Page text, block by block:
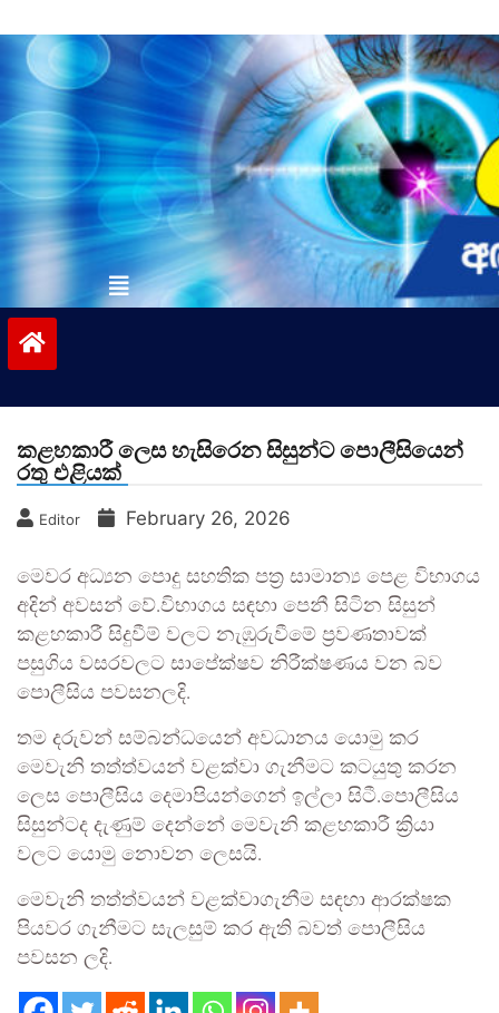
to
contentvinivida.lk
කළහකාරී ලෙස හැසිරෙන සිසුන්ට පොලීසියෙන්
රතු එළියක්
Editor February 26, 2026
මෙවර අධ්‍යන පොදු සහතික පත්‍ර සාමාන්‍ය පෙළ විභාගය
අදින් අවසන් වේ.විභාගය සඳහා පෙනී සිටින සිසුන්
කළහකාරී සිදුවීම් වලට නැඹුරුවීමේ ප්‍රවණතාවක්
පසුගිය වසරවලට සාපේක්ෂව නිරීක්ෂණය වන බව
පොලීසිය පවසනලදි.
තම දරුවන් සම්බන්ධයෙන් අවධානය යොමු කර
මෙවැනි තත්ත්වයන් වළක්වා ගැනීමට කටයුතු කරන
ලෙස පොලීසිය දෙමාපියන්ගෙන් ඉල්ලා සිටී.පොලීසිය
සිසුන්ටද දැණුම් දෙන්නේ මෙවැනි කළහකාරී ක්‍රියා
වලට යොමු නොවන ලෙසයි.
මෙවැනි තත්ත්වයන් වළක්වාගැනීම සඳහා ආරක්ෂක
පියවර ගැනීමට සැලසුම් කර ඇති බවත් පොලීසිය
පවසන ලදි.